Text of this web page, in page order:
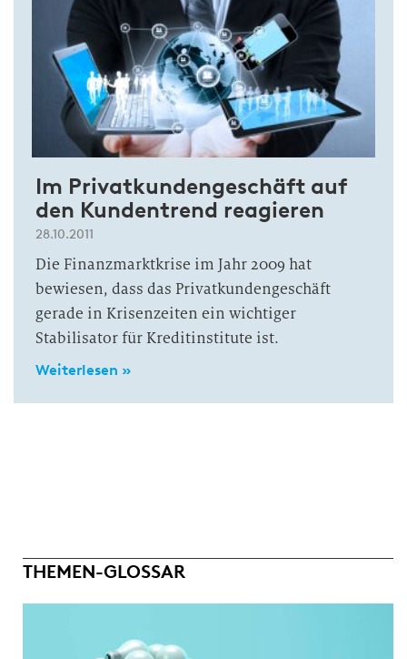
Im Privatkundengeschäft auf
den Kundentrend reagieren
28.10.2011
Die Finanzmarktkrise im Jahr 2009 hat
bewiesen, dass das Privatkundengeschäft
gerade in Krisenzeiten ein wichtiger
Stabilisator für Kreditinstitute ist.
Weiterlesen »
THEMEN-GLOSSAR